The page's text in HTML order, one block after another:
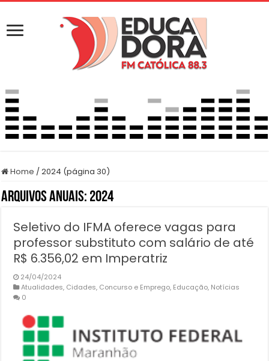
Home /2024 (página 30)
Arquivos Anuais: 2024
Seletivo do IFMA oferece vagas para
professor substituto com salário de até
R$ 6.356,02 em Imperatriz
24/04/2024
Atualidades, Cidades, Concurso e Emprego, Educação, Notícias
0